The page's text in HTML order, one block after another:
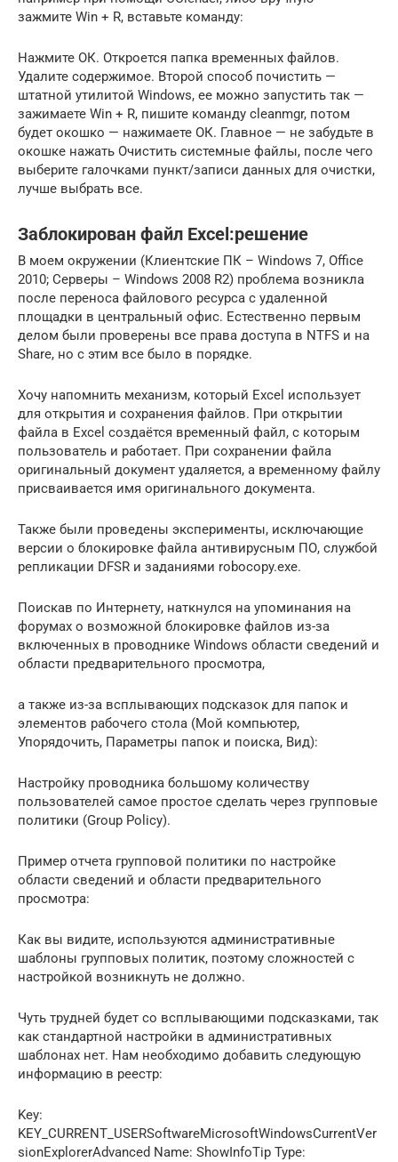
зажмите Win + R, вставьте команду:
Нажмите ОК. Откроется папка временных файлов.
Удалите содержимое. Второй способ почистить —
штатной утилитой Windows, ее можно запустить так —
зажимаете Win + R, пишите команду cleanmgr, потом
будет окошко — нажимаете ОК. Главное — не забудьте в
окошке нажать Очистить системные файлы, после чего
выберите галочками пункт/записи данных для очистки,
лучше выбрать все.
Заблокирован файл Excel:решение
В моем окружении (Клиентские ПК – Windows 7, Office
2010; Серверы – Windows 2008 R2) проблема возникла
после переноса файлового ресурса с удаленной
площадки в центральный офис. Естественно первым
делом были проверены все права доступа в NTFS и на
Share, но с этим все было в порядке.
Хочу напомнить механизм, который Excel использует
для открытия и сохранения файлов. При открытии
файла в Excel создаётся временный файл, с которым
пользователь и работает. При сохранении файла
оригинальный документ удаляется, а временному файлу
присваивается имя оригинального документа.
Также были проведены эксперименты, исключающие
версии о блокировке файла антивирусным ПО, службой
репликации DFSR и заданиями robocopy.exe.
Поискав по Интернету, наткнулся на упоминания на
форумах о возможной блокировке файлов из-за
включенных в проводнике Windows области сведений и
области предварительного просмотра,
а также из-за всплывающих подсказок для папок и
элементов рабочего стола (Мой компьютер,
Упорядочить, Параметры папок и поиска, Вид):
Настройку проводника большому количеству
пользователей самое простое сделать через групповые
политики (Group Policy).
Пример отчета групповой политики по настройке
области сведений и области предварительного
просмотра:
Как вы видите, используются административные
шаблоны групповых политик, поэтому сложностей с
настройкой возникнуть не должно.
Чуть трудней будет со всплывающими подсказками, так
как стандартной настройки в административных
шаблонах нет. Нам необходимо добавить следующую
информацию в реестр:
Key:
KEY_CURRENT_USERSoftwareMicrosoftWindowsCurrentVer
sionExplorerAdvanced Name: ShowInfoTip Type: